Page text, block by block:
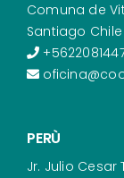
Comuna de
Santiago Chile
PERÙ
Jr. Julio Cesar